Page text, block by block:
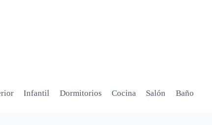
Infantil Dormitorios Cocina Salón Baño